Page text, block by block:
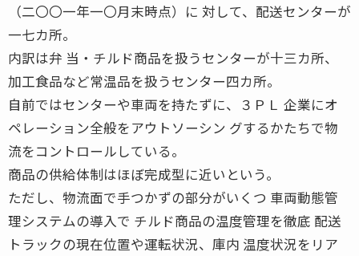
（二〇〇一年一〇月末時点）に 対して、配送センターが
一七カ所。
内訳は弁 当・チルド商品を扱うセンターが十三カ所、
加工食品など常温品を扱うセンター四カ所。
自前ではセンターや車両を持たずに、３ＰＬ 企業にオ
ペレーション全般をアウトソーシン グするかたちで物
流をコントロールしている。
商品の供給体制はほぼ完成型に近いという。
ただし、物流面で手つかずの部分がいくつ 車両動態管
理システムの導入で チルド商品の温度管理を徹底 配送
トラックの現在位置や運転状況、庫内 温度状況をリア